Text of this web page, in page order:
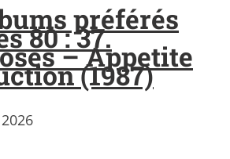
préférés
80 : 37.
– Appetite
(1987)